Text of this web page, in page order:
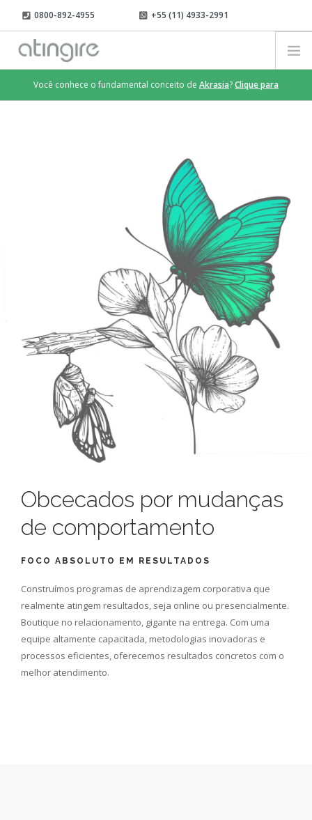
0800-892-4955 +55 (11) 4933-2991
contato@atingire.com
Você conhece o fundamental conceito de Akrasia?Clique para
Obcecados por mudanças
de comportamento
FOCO ABSOLUTO EM RESULTADOS
Construímos programas de aprendizagem corporativa que
realmente atingem resultados, seja online ou presencialmente.
Boutique no relacionamento, gigante na entrega. Com uma
equipe altamente capacitada, metodologias inovadoras e
processos eficientes, oferecemos resultados concretos com o
melhor atendimento.